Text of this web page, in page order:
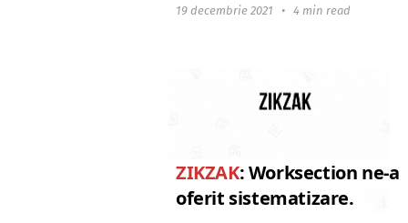
originea companiei, dar au
19 decembrie 2021 • 4 min read
ZIKZAK: Worksection ne-a
oferit sistematizare.